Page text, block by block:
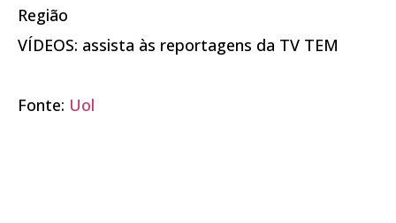
Região
VÍDEOS: assista às reportagens da TV TEM
Fonte: Uol